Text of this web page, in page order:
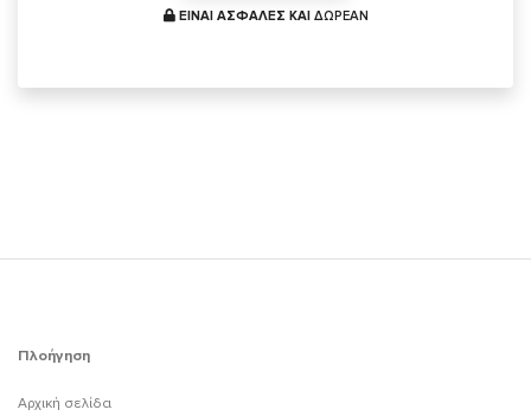
ΕΙΝΑΙ ΑΣΦΑΛΕΣ ΚΑΙ ΔΩΡΕΑΝ
Πλοήγηση
Αρχική σελίδα